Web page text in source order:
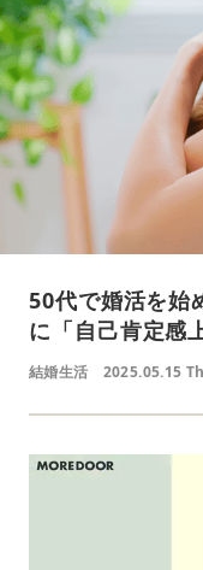
50代で婚活を
に「自己肯定感
結婚生活 2025.05.15